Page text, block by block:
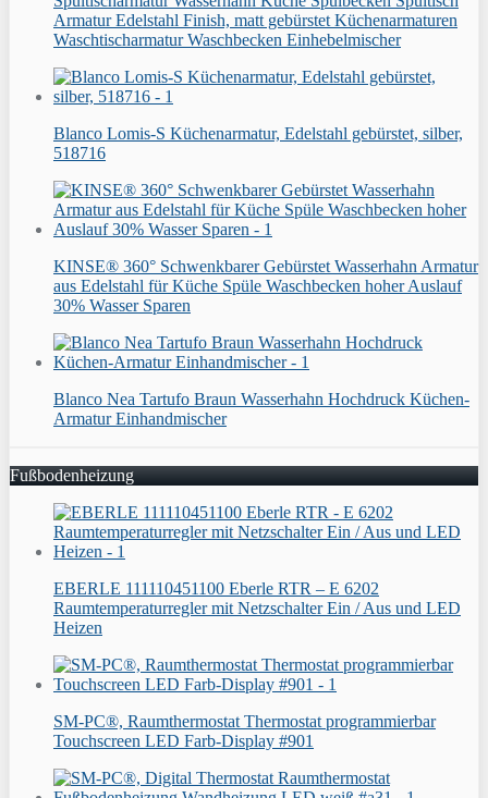
Armatur Edelstahl Finish, matt gebürstet Küchenarmaturen
Waschtischarmatur Waschbecken Einhebelmischer
Blanco Lomis-S Küchenarmatur, Edelstahl gebürstet, silber,
518716
KINSE® 360° Schwenkbarer Gebürstet Wasserhahn Armatur
aus Edelstahl für Küche Spüle Waschbecken hoher Auslauf
30% Wasser Sparen
Blanco Nea Tartufo Braun Wasserhahn Hochdruck Küchen-
Armatur Einhandmischer
Fußbodenheizung
EBERLE 111110451100 Eberle RTR – E 6202
Raumtemperaturregler mit Netzschalter Ein / Aus und LED
Heizen
SM-PC®, Raumthermostat Thermostat programmierbar
Touchscreen LED Farb-Display #901